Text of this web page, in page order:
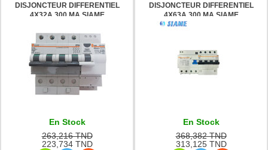
DISJONCTEUR DIFFERENTIEL
4X32A 300 MA SIAME
En Stock
263,216 TND
223,734 TND
DISJONCTEUR DIFFERENTIEL
4X63A 300 MA SIAME
En Stock
368,382 TND
313,125 TND